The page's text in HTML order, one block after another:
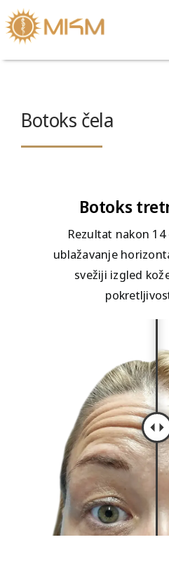
Skip
to
content
Botoks čela
Botoks
Rezultat nakon
ublažavanje
svežiji izgled